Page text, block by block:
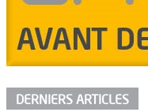
DERNIERS ARTICLES